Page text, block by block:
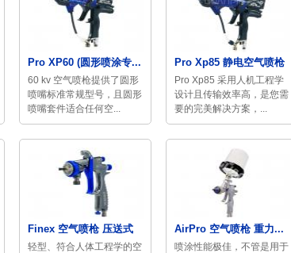
Pro XP60 (圆形喷涂专...
60 kv 空气喷枪提供了圆形
喷嘴标准常规型号，且圆形
喷嘴套件适合任何空...
Pro Xp85 静电空气喷枪
Pro Xp85 采用人机工程学
设计且传输效率高，是您需
要的完美解决方案，...
Finex 空气喷枪 压送式
轻型、符合人体工程学的空
AirPro 空气喷枪 重力...
喷涂性能极佳，不管是用于